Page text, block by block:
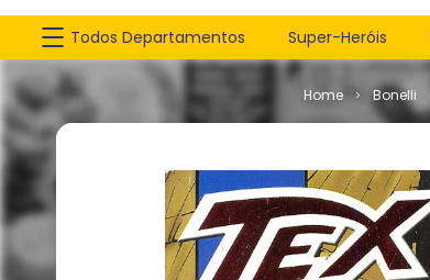
Todos Departamentos Super-Heróis
Bonelli